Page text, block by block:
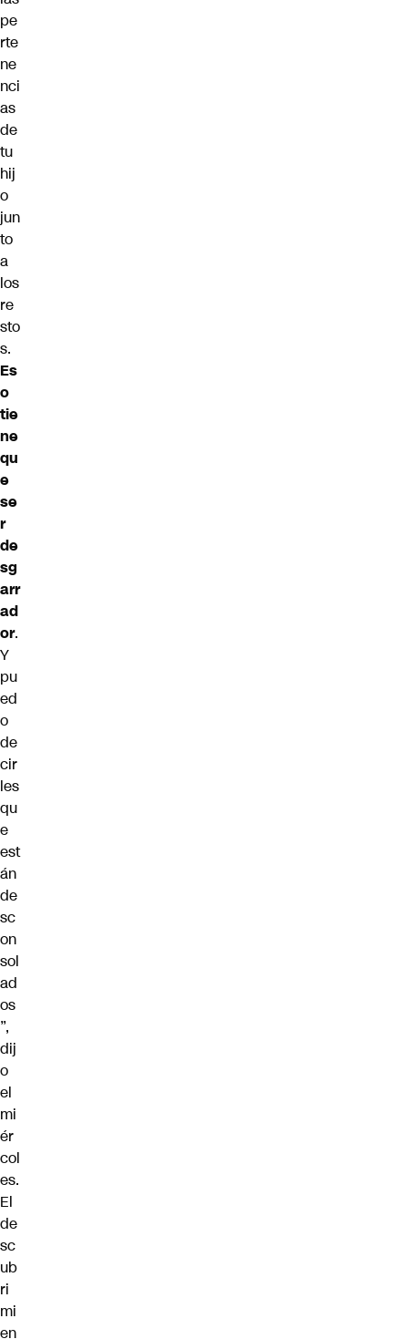
pe
rte
ne
nci
as
de
tu
hij
o
jun
to
a
los
re
sto
s.
Es
o
tie
ne
qu
e
se
r
de
sg
arr
ad
or.
Y
pu
ed
o
de
cir
les
qu
e
est
án
de
sc
on
sol
ad
os
”,
dij
o
el
mi
ér
col
es.
El
de
sc
ub
ri
mi
en